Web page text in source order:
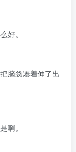
好。
脑袋凑着伸了出
啊。